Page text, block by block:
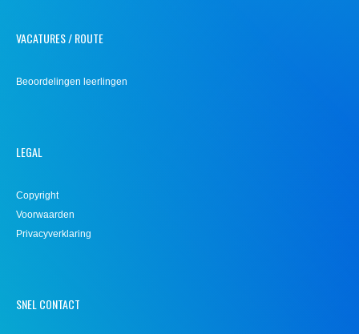
VACATURES / ROUTE
Beoordelingen leerlingen
LEGAL
Copyright
Voorwaarden
Privacyverklaring
SNEL CONTACT